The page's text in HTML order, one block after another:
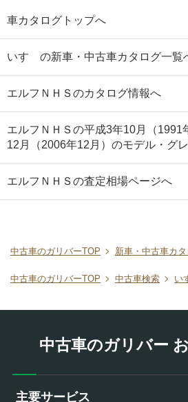
車カタログトップへ
いすゞの新車・中古車カタログ一覧
エルフＮＨＳのカタログ情報へ
エルフＮＨＳの平成3年10月（1991
12月（2006年12月）のモデル・グ
エルフＮＨＳの査定相場ページへ
中古車のガリバーTOP 新車・中古車カ
中古車のガリバーTOP 中古車検索 い
中古車のガリバー
主要サービス